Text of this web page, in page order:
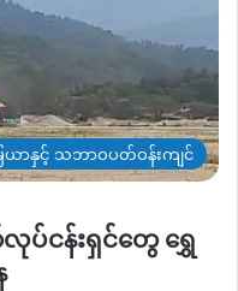
ယာနှင့် သဘာဝပတ်ဝန်းကျင်
ပ်ငန်းရှင်တွေ ရွှေ